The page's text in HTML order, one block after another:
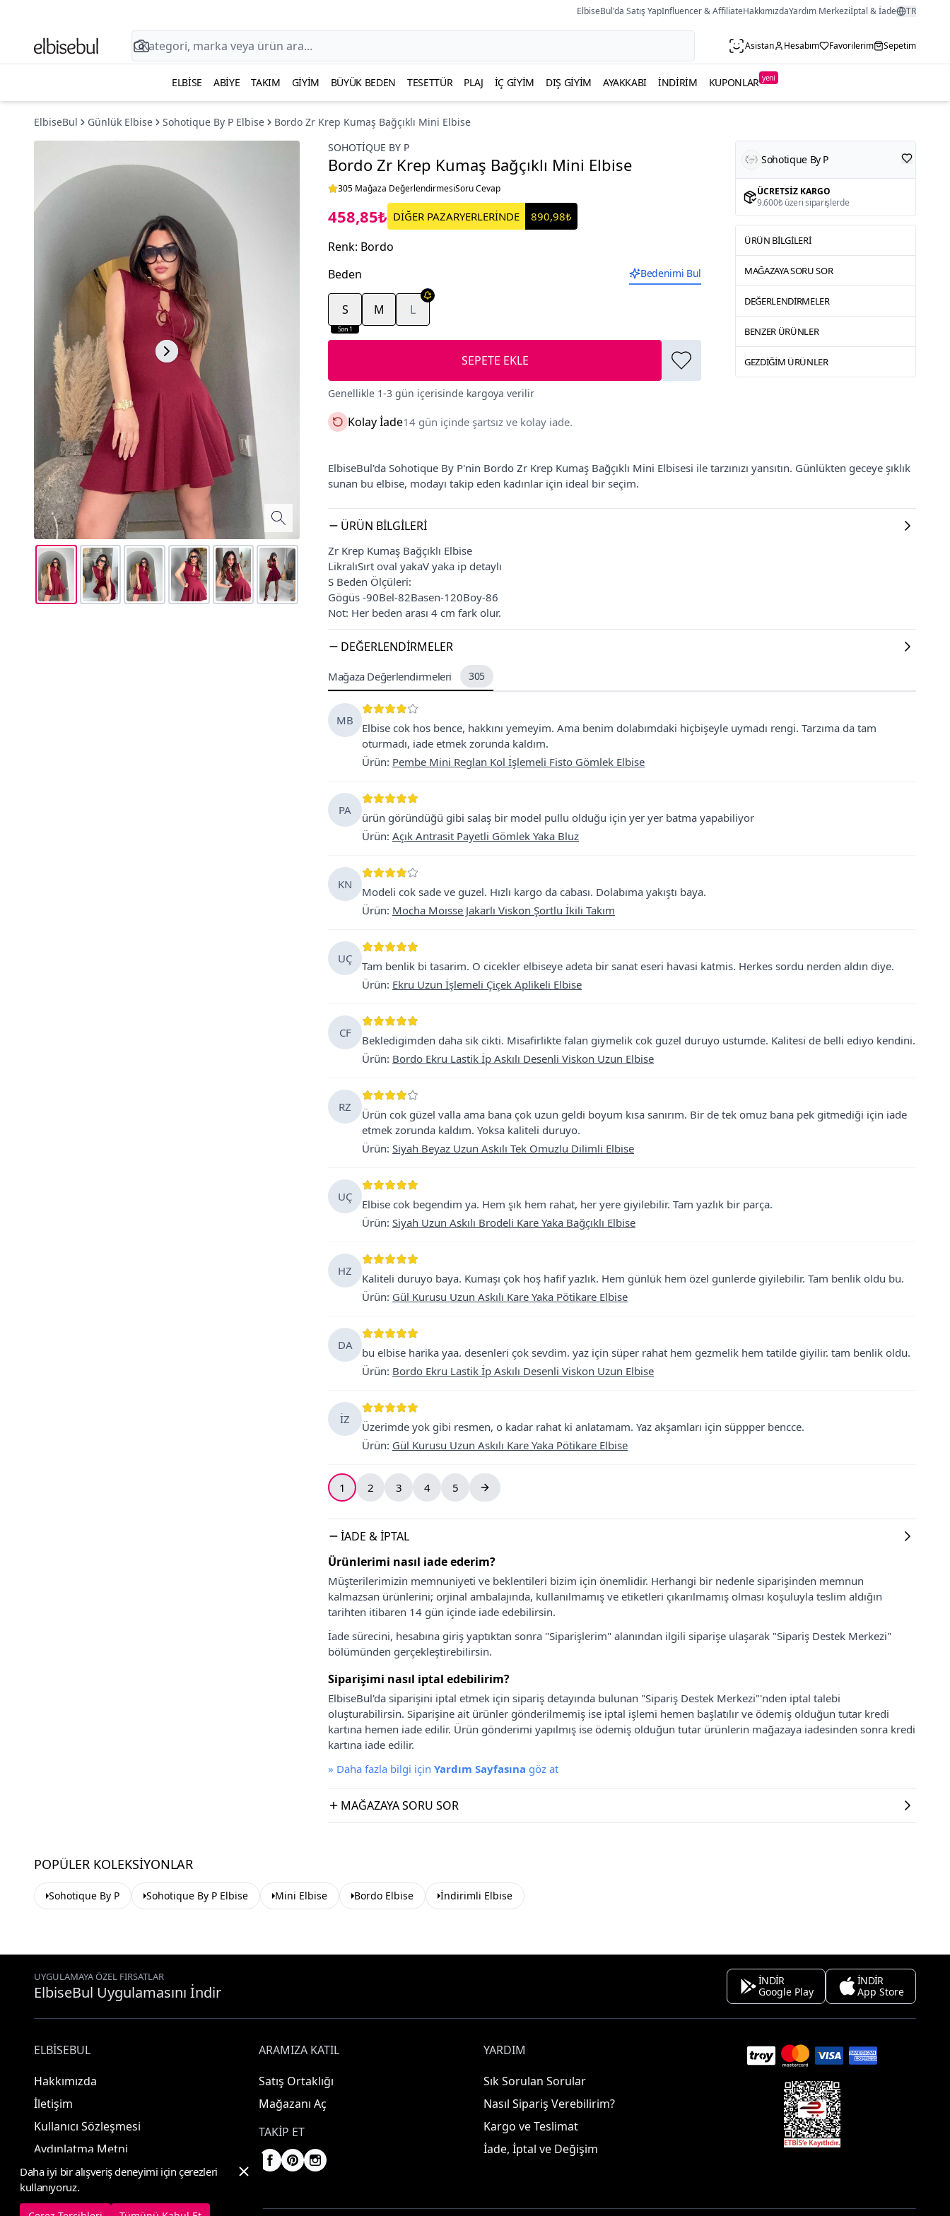
ElbiseBul'da Satış YapInfluencer & AffiliateHakkımızdaYardım Merkeziİptal & İade TR
Asistan Hesabım Favorilerim Sepetim
ELBISE ABIYE TAKIM GIYIM BÜYÜK BEDEN TESETTÜR PLAJ İÇ GIYIM DIŞ GIYIM AYAKKABI İNDIRIM KUPONLAR yeni
ElbiseBul Günlük Elbise Sohotique By P Elbise
Bordo Zr Krep Kumaş Bağçıklı Mini Elbise
SOHOTIQUE BY P
Bordo Zr Krep Kumaş Bağçıklı Mini Elbise
305 Mağaza DeğerlendirmesiSoru Cevap
458,85₺ DİĞER PAZARYERLERİNDE 890,98₺
Renk: Bordo
Beden
Bedenimi Bul
Son 1
S M L
SEPETE EKLE
Genellikle 1-3 gün içerisinde kargoya verilir
Kolay İade14 gün içinde şartsız ve kolay iade.
Sohotique By P
ÜCRETSIZ KARGO
9.600₺ üzeri siparişlerde
ÜRÜN BILGILERI
MAĞAZAYA SORU SOR
DEĞERLENDIRMELER
BENZER ÜRÜNLER
GEZDIĞIM ÜRÜNLER
ElbiseBul'da Sohotique By P'nin Bordo Zr Krep Kumaş Bağçıklı Mini Elbisesi ile tarzınızı yansıtın. Günlükten geceye şıklık
sunan bu elbise, modayı takip eden kadınlar için ideal bir seçim.
ÜRÜN BILGILERI
Zr Krep Kumaş Bağçıklı Elbise
LikralıSırt oval yakaV yaka ip detaylı
S Beden Ölçüleri:
Gögüs -90Bel-82Basen-120Boy-86
Not: Her beden arası 4 cm fark olur.
DEĞERLENDIRMELER
Mağaza Değerlendirmeleri 305
MB
Elbise cok hos bence, hakkını yemeyim. Ama benim dolabımdaki hiçbişeyle uymadı rengi. Tarzıma da tam
oturmadı, iade etmek zorunda kaldım.
Ürün: Pembe Mini Reglan Kol İşlemeli Fisto Gömlek Elbise
PA
ürün göründüğü gibi salaş bir model pullu olduğu için yer yer batma yapabiliyor
Ürün: Açık Antrasit Payetli Gömlek Yaka Bluz
KN
Modeli cok sade ve guzel. Hızlı kargo da cabası. Dolabıma yakıştı baya.
Ürün: Mocha Moısse Jakarlı Viskon Şortlu İkili Takım
UÇ
Tam benlik bi tasarim. O cicekler elbiseye adeta bir sanat eseri havasi katmis. Herkes sordu nerden aldın diye.
Ürün: Ekru Uzun İşlemeli Çiçek Aplikeli Elbise
CF
Bekledigimden daha sik cikti. Misafirlikte falan giymelik cok guzel duruyo ustumde. Kalitesi de belli ediyo kendini.
Ürün: Bordo Ekru Lastik İp Askılı Desenli Viskon Uzun Elbise
RZ
Ürün cok güzel valla ama bana çok uzun geldi boyum kısa sanırım. Bir de tek omuz bana pek gitmediği için iade
etmek zorunda kaldım. Yoksa kaliteli duruyo.
Ürün: Siyah Beyaz Uzun Askılı Tek Omuzlu Dilimli Elbise
UÇ
Elbise cok begendim ya. Hem şık hem rahat, her yere giyilebilir. Tam yazlık bir parça.
Ürün: Siyah Uzun Askılı Brodeli Kare Yaka Bağçıklı Elbise
HZ
Kaliteli duruyo baya. Kumaşı çok hoş hafif yazlık. Hem günlük hem özel gunlerde giyilebilir. Tam benlik oldu bu.
Ürün: Gül Kurusu Uzun Askılı Kare Yaka Pötikare Elbise
DA
bu elbise harika yaa. desenleri çok sevdim. yaz için süper rahat hem gezmelik hem tatilde giyilir. tam benlik oldu.
Ürün: Bordo Ekru Lastik İp Askılı Desenli Viskon Uzun Elbise
İZ
Üzerimde yok gibi resmen, o kadar rahat ki anlatamam. Yaz akşamları için süppper bencce.
Ürün: Gül Kurusu Uzun Askılı Kare Yaka Pötikare Elbise
1 2 3 4 5
İADE & İPTAL
Ürünlerimi nasıl iade ederim?
Müşterilerimizin memnuniyeti ve beklentileri bizim için önemlidir. Herhangi bir nedenle siparişinden memnun
kalmazsan ürünlerini; orjinal ambalajında, kullanılmamış ve etiketleri çıkarılmamış olması koşuluyla teslim aldığın
tarihten itibaren 14 gün içinde iade edebilirsin.
İade sürecini, hesabına giriş yaptıktan sonra "Siparişlerim" alanından ilgili siparişe ulaşarak "Sipariş Destek Merkezi"
bölümünden gerçekleştirebilirsin.
Siparişimi nasıl iptal edebilirim?
ElbiseBul'da siparişini iptal etmek için sipariş detayında bulunan "Sipariş Destek Merkezi"'nden iptal talebi
oluşturabilirsin. Siparişine ait ürünler gönderilmemiş ise iptal işlemi hemen başlatılır ve ödemiş olduğun tutar kredi
kartına hemen iade edilir. Ürün gönderimi yapılmış ise ödemiş olduğun tutar ürünlerin mağazaya iadesinden sonra kredi
kartına iade edilir.
» Daha fazla bilgi için Yardım Sayfasına göz at
MAĞAZAYA SORU SOR
POPÜLER KOLEKSIYONLAR
Sohotique By P Sohotique By P Elbise Mini Elbise Bordo Elbise İndirimli Elbise
UYGULAMAYA ÖZEL FIRSATLAR
ElbiseBul Uygulamasını İndir
İNDİR
Google Play
İNDİR
App Store
ELBISEBUL
Hakkımızda
İletişim
Kullanıcı Sözleşmesi
Aydınlatma Metni
ARAMIZA KATIL
Satış Ortaklığı
Mağazanı Aç
TAKIP ET
YARDIM
Sık Sorulan Sorular
Nasıl Sipariş Verebilirim?
Kargo ve Teslimat
İade, İptal ve Değişim
Daha iyi bir alışveriş deneyimi için çerezleri
kullanıyoruz.